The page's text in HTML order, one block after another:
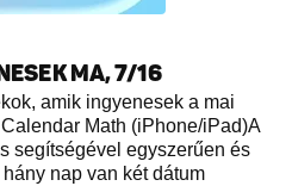
MA, 7/16
amik ingyenesek a mai
Math (iPhone/iPad)A
segítségével egyszerűen és
nap van két dátum